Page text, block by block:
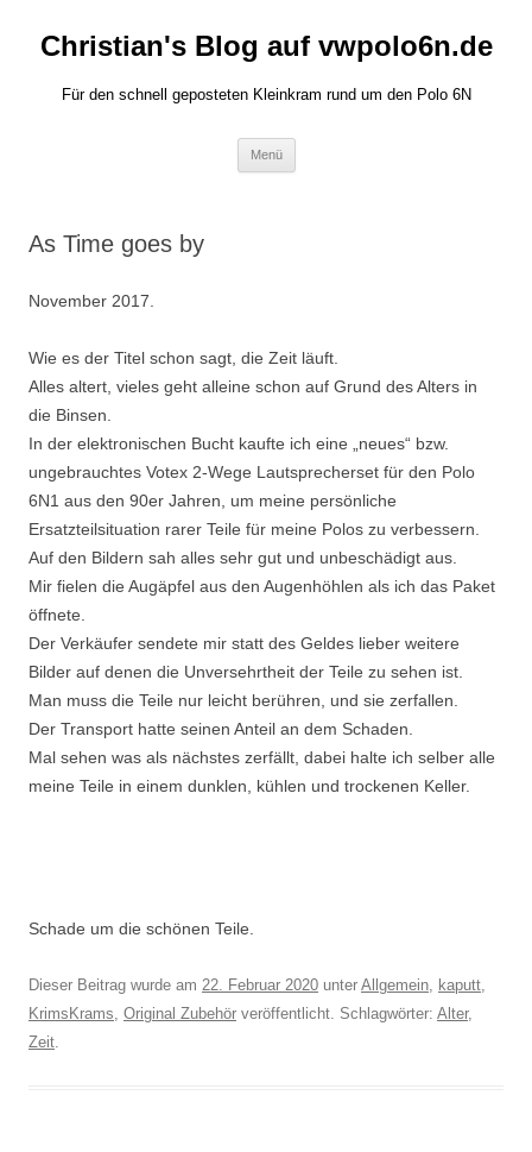
springen
Christian's Blog auf vwpolo6n.de
Für den schnell geposteten Kleinkram rund um den Polo 6N
Menü
As Time goes by
November 2017.
Wie es der Titel schon sagt, die Zeit läuft.
Alles altert, vieles geht alleine schon auf Grund des Alters in
die Binsen.
In der elektronischen Bucht kaufte ich eine „neues“ bzw.
ungebrauchtes Votex 2-Wege Lautsprecherset für den Polo
6N1 aus den 90er Jahren, um meine persönliche
Ersatzteilsituation rarer Teile für meine Polos zu verbessern.
Auf den Bildern sah alles sehr gut und unbeschädigt aus.
Mir fielen die Augäpfel aus den Augenhöhlen als ich das Paket
öffnete.
Der Verkäufer sendete mir statt des Geldes lieber weitere
Bilder auf denen die Unversehrtheit der Teile zu sehen ist.
Man muss die Teile nur leicht berühren, und sie zerfallen.
Der Transport hatte seinen Anteil an dem Schaden.
Mal sehen was als nächstes zerfällt, dabei halte ich selber alle
meine Teile in einem dunklen, kühlen und trockenen Keller.
Schade um die schönen Teile.
Dieser Beitrag wurde am 22. Februar 2020 unter Allgemein, kaputt,
KrimsKrams, Original Zubehör veröffentlicht. Schlagwörter: Alter,
Zeit.